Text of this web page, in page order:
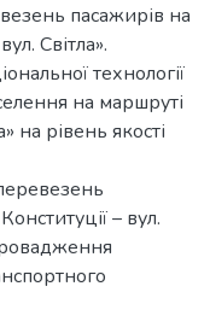
пасажирів на
Світла».
технології
на маршруті
на рівень якості
– вул.